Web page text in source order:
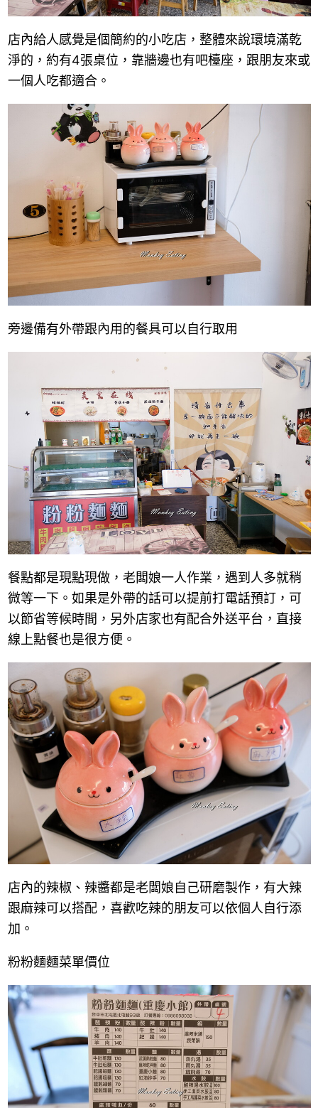
店內給人感覺是個簡約的小吃店，整體來說環境滿乾
淨的，約有4張桌位，靠牆邊也有吧檯座，跟朋友來或
一個人吃都適合。
旁邊備有外帶跟內用的餐具可以自行取用
餐點都是現點現做，老闆娘一人作業，遇到人多就稍
微等一下。如果是外帶的話可以提前打電話預訂，可
以節省等候時間，另外店家也有配合外送平台，直接
線上點餐也是很方便。
店內的辣椒、辣醬都是老闆娘自己研磨製作，有大辣
跟麻辣可以搭配，喜歡吃辣的朋友可以依個人自行添
加。
粉粉麵麵菜單價位